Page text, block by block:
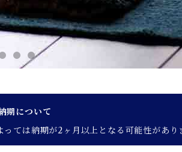
期について
ては納期が2ヶ月以上となる可能性があり